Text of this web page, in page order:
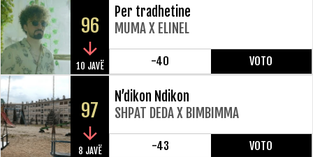
96
10 JAVË
Per tradhetine
MUMA X ELINEL
-40 VOTO
97
8 JAVË
N’dikon Ndikon
SHPAT DEDA X BIMBIMMA
-43 VOTO